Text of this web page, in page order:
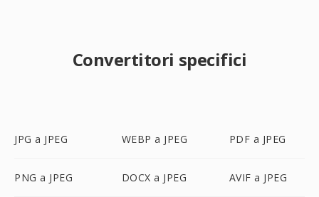
Convertitori specifici
JPG a JPEG WEBP a JPEG PDF a JPEG
PNG a JPEG DOCX a JPEG AVIF a JPEG